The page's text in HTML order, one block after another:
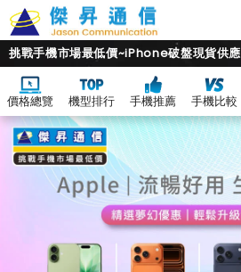
挑戰手機市場最低價~iPhone破盤現貨供應
價格總覽 機型排行 手機推薦 手機比較